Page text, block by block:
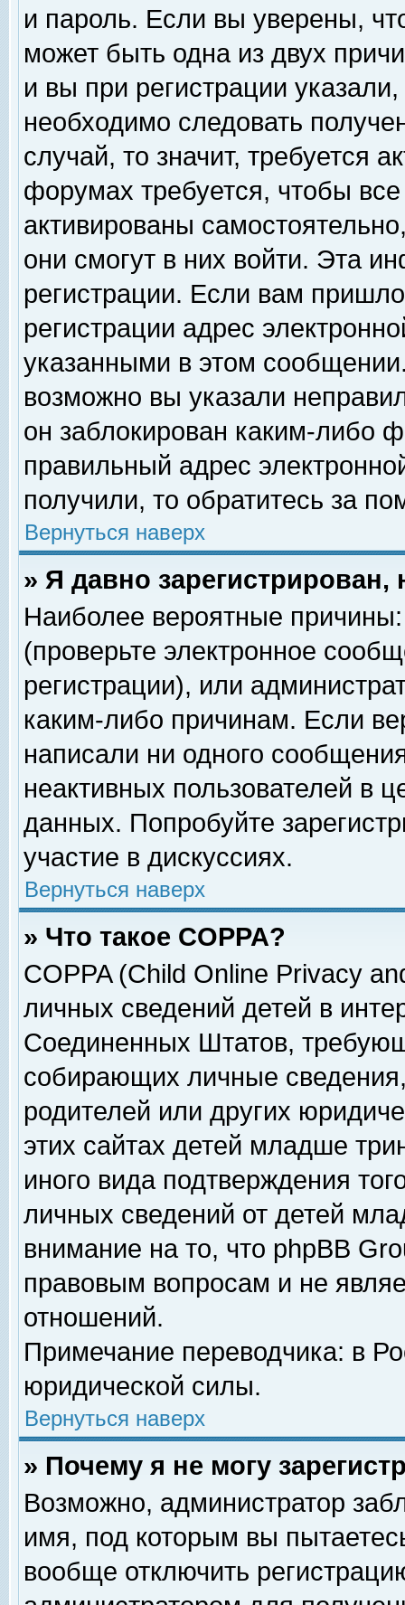
и пароль. Если вы уверены,
может быть одна из двух
и вы при регистрации
необходимо следовать
случай, то значит, требуется
форумах требуется, чтобы
активированы
они смогут в них войти. Эта
регистрации. Если вам
регистрации адрес
указанными в этом
возможно вы указали
он заблокирован каким-либо
правильный адрес
получили, то обратитесь за
Вернуться наверх
» Я давно
Наиболее вероятные
(проверьте электронное
регистрации), или
каким-либо причинам. Если
написали ни одного
неактивных пользователей в
данных. Попробуйте
участие в дискуссиях.
Вернуться наверх
» Что такое COPPA?
COPPA (Child Online Privacy
личных сведений детей в
Соединенных Штатов,
собирающих личные
родителей или других
этих сайтах детей младше
иного вида подтверждения
личных сведений от детей
внимание на то, что phpBB
правовым вопросам и не
отношений.
Примечание переводчика: в
юридической силы.
Вернуться наверх
» Почему я не могу
Возможно, администратор
имя, под которым вы
вообще отключить